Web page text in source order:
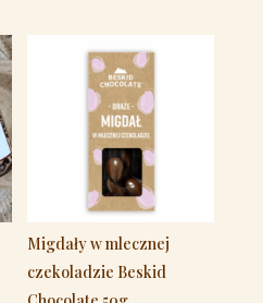
Migdały w mlecznej
czekoladzie Beskid